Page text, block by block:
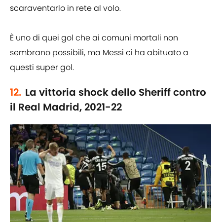
scaraventarlo in rete al volo.
È uno di quei gol che ai comuni mortali non
sembrano possibili, ma Messi ci ha abituato a
questi super gol.
12. La vittoria shock dello Sheriff contro
il Real Madrid, 2021-22